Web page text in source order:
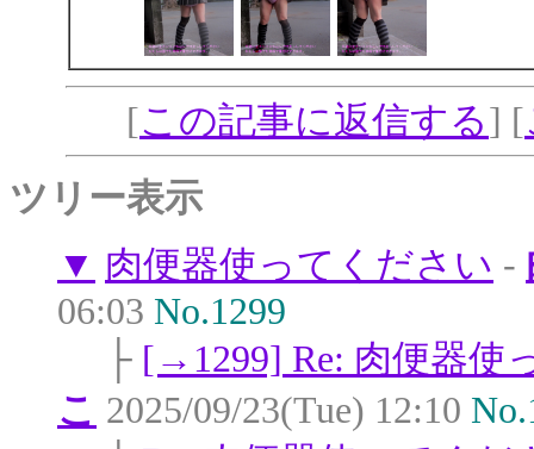
[この記事に返信する] [
ツリー表示
▼ 肉便器使ってください -
06:03 No.1299
├ [→1299] Re: 肉便器使
こ 2025/09/23(Tue) 12:10